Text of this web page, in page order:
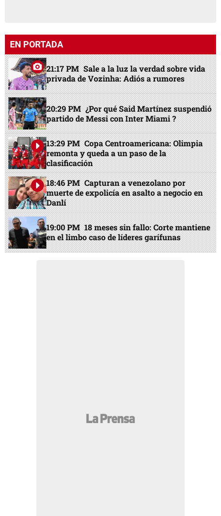
EN PORTADA
21:17 PM Sale a la luz la verdad sobre vida
privada de Vozinha: Adiós a rumores
20:29 PM ¿Por qué Said Martínez suspendió
partido de Messi con Inter Miami ?
13:29 PM Copa Centroamericana: Olimpia
remonta y queda a un paso de la
clasificación
18:46 PM Capturan a venezolano por
muerte de expolicía en asalto a negocio en
Danlí
19:00 PM 18 meses sin fallo: Corte mantiene
en el limbo caso de líderes garífunas